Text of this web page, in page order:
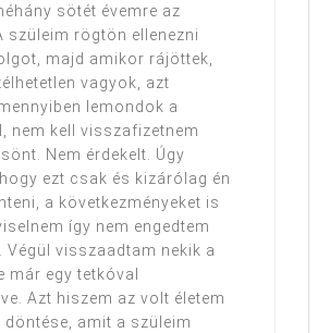
sötét évemre az
szüleim rögtön ellenezni
majd amikor rájöttek,
vagyok, azt
lemondok a
nem kell visszafizetnem
Nem érdekelt. Úgy
ezt csak és kizárólag én
a következményeket is
így nem engedtem
Végül visszaadtam nekik a
már egy tetkóval
Azt hiszem az volt életem
amit a szüleim